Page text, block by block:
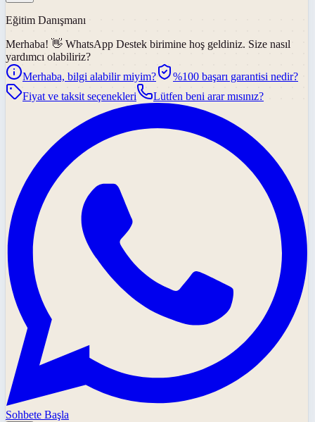
Eğitim Danışmanı
Merhaba! 👋 WhatsApp Destek birimine hoş geldiniz. Size nasıl
yardımcı olabiliriz?
Merhaba, bilgi alabilir miyim?
%100 başarı garantisi nedir?
Fiyat ve taksit seçenekleri
Lütfen beni arar mısınız?
Sohbete Başla